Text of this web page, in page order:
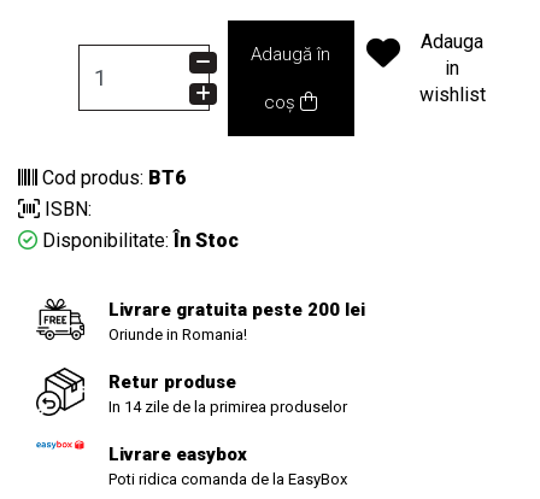
Adaugă în
coș
Adauga
in
wishlist
Cod produs: BT6
ISBN:
Disponibilitate: În Stoc
Livrare gratuita peste 200 lei
Oriunde in Romania!
Retur produse
In 14 zile de la primirea produselor
Livrare easybox
Poti ridica comanda de la EasyBox